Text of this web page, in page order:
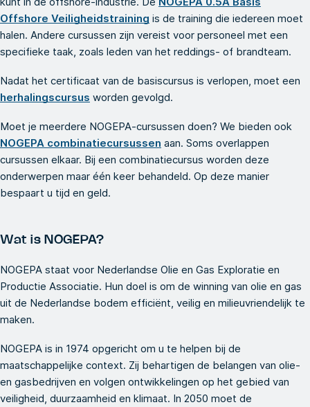
Offshore Veiligheidstraining is de training die iedereen moet
halen. Andere cursussen zijn vereist voor personeel met een
specifieke taak, zoals leden van het reddings- of brandteam.
Nadat het certificaat van de basiscursus is verlopen, moet een
herhalingscursus worden gevolgd.
Moet je meerdere NOGEPA-cursussen doen? We bieden ook
NOGEPA combinatiecursussen aan. Soms overlappen
cursussen elkaar. Bij een combinatiecursus worden deze
onderwerpen maar één keer behandeld. Op deze manier
bespaart u tijd en geld.
Wat is NOGEPA?
NOGEPA staat voor Nederlandse Olie en Gas Exploratie en
Productie Associatie. Hun doel is om de winning van olie en gas
uit de Nederlandse bodem efficiënt, veilig en milieuvriendelijk te
maken.
NOGEPA is in 1974 opgericht om u te helpen bij de
maatschappelijke context. Zij behartigen de belangen van olie-
en gasbedrijven en volgen ontwikkelingen op het gebied van
veiligheid, duurzaamheid en klimaat. In 2050 moet de